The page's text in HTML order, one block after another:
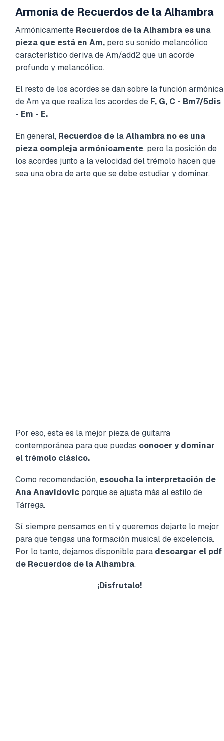
Armonía de Recuerdos de la Alhambra
Armónicamente Recuerdos de la Alhambra es una
pieza que está en Am, pero su sonido melancólico
característico deriva de Am/add2 que un acorde
profundo y melancólico.
El resto de los acordes se dan sobre la función armónica
de Am ya que realiza los acordes de F, G, C - Bm7/5dis
- Em - E.
En general, Recuerdos de la Alhambra no es una
pieza compleja armónicamente, pero la posición de
los acordes junto a la velocidad del trémolo hacen que
sea una obra de arte que se debe estudiar y dominar.
Por eso, esta es la mejor pieza de guitarra
contemporánea para que puedas conocer y dominar
el trémolo clásico.
Como recomendación, escucha la interpretación de
Ana Anavidovic porque se ajusta más al estilo de
Tárrega.
Sí, siempre pensamos en ti y queremos dejarte lo mejor
para que tengas una formación musical de excelencia.
Por lo tanto, dejamos disponible para descargar el pdf
de Recuerdos de la Alhambra.
¡Disfrutalo!